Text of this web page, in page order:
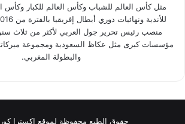
مثل كأس العالم للشباب وكأس العالم للكبار وكأس
منصب رئيس تحرير جول العربي لأكثر من ثلاث
مؤسسات كبرى مثل عكاظ السعودية ومجموعة ميركاتو
والبطولة المغربي.
حقوق الطبع محفوظة لموقع اكسترا كورة